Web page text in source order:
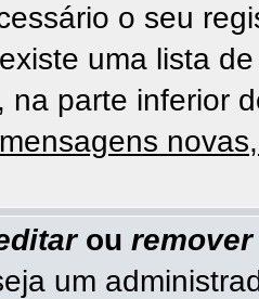
o seu
uma lista
na parte inferior
ou remover
um